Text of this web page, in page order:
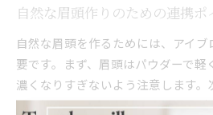
自然な眉頭作りのための連携ポ
自然な眉頭を作るためには、アイ
要です。まず、眉頭はパウダーで軽
濃くなりすぎないよう注意します
間を細かく描き足し、スクリュー